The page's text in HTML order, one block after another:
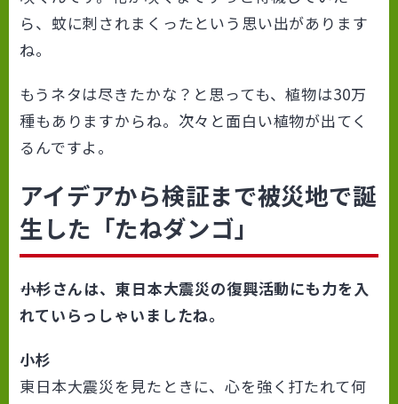
ら、蚊に刺されまくったという思い出があります
ね。
もうネタは尽きたかな？と思っても、植物は30万
種もありますからね。次々と面白い植物が出てく
るんですよ。
アイデアから検証まで被災地で誕
生した「たねダンゴ」
――小杉さんは、東日本大震災の復興活動にも力を入
れていらっしゃいましたね。
小杉
東日本大震災を見たときに、心を強く打たれて何